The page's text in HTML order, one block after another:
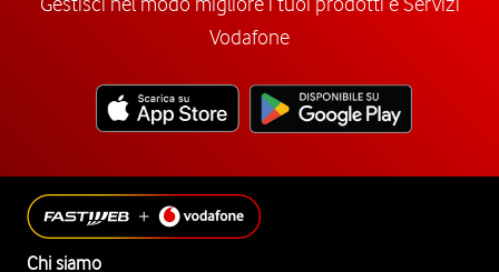
Vodafone
Chi siamo